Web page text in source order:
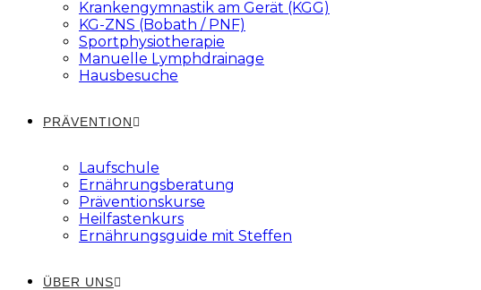
Krankengymnastik am Gerät (KGG)
KG-ZNS (Bobath / PNF)
Sportphysiotherapie
Manuelle Lymphdrainage
Hausbesuche
PRÄVENTION
Laufschule
Ernährungsberatung
Präventionskurse
Heilfastenkurs
Ernährungsguide mit Steffen
ÜBER UNS